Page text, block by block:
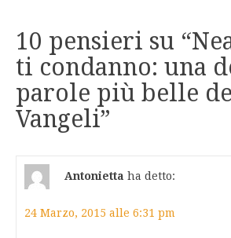
10 pensieri su “
ti condanno: una
parole più belle
Vangeli”
Antonietta ha detto:
24 Marzo, 2015 alle 6:31 pm